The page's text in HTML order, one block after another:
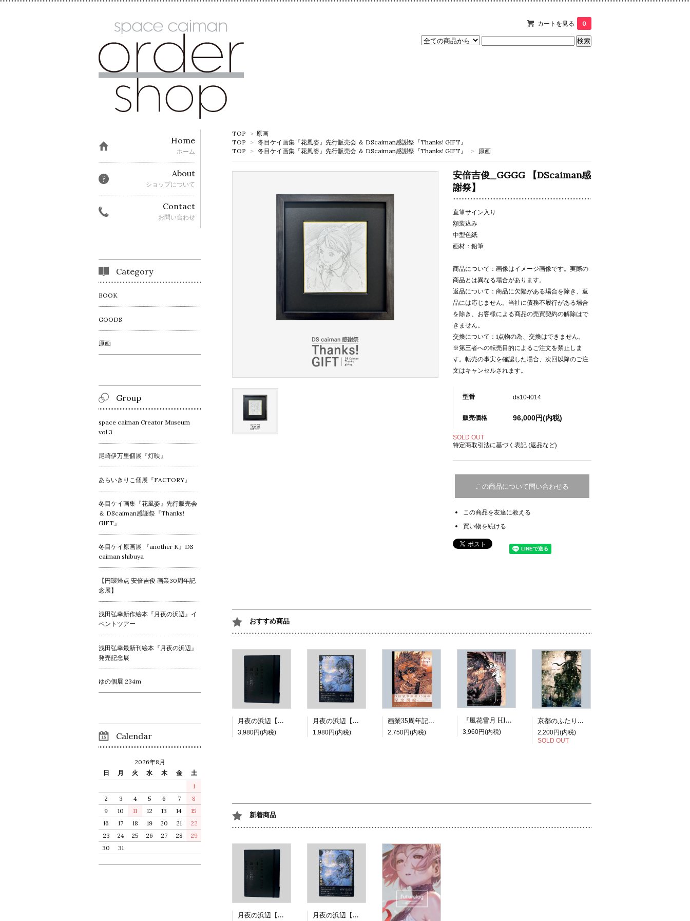
カートを見る 0
TOP > 原画
TOP
> 冬目ケイ画集『花風姿』先行販売会 ＆ DScaiman感謝祭『Thanks! GIFT』
TOP
> 冬目ケイ画集『花風姿』先行販売会 ＆ DScaiman感謝祭『Thanks! GIFT』 > 原画
安倍吉俊_GGGG 【DScaiman感
謝祭】
直筆サイン入り
額装込み
中型色紙
画材：鉛筆
商品について：画像はイメージ画像です。実際の
商品とは異なる場合があります。
返品について：商品に欠陥がある場合を除き、返
品には応じません。当社に債務不履行がある場合
を除き、お客様による商品の売買契約の解除はで
きません。
交換について：1点物の為、交換はできません。
※第三者への転売目的によるご注文を禁止しま
す。転売の事実を確認した場合、次回以降のご注
文はキャンセルされます。
型番 ds10-t014
販売価格 96,000円(内税)
SOLD OUT
特定商取引法に基づく表記 (返品など)
この商品について問い合わせる
この商品を友達に教える
買い物を続ける
おすすめ商品
月夜の浜辺【特装版】
3,980円(内税)
月夜の浜辺【通常版】
1,980円(内税)
画業35周年記念展図録『The Long Journey's Diary | A COMIC』
2,750円(内税)
『風花雪月 HIROYUKI ASADA TEZUKA ALBUM』
3,960円(内税)
京都のふたり展図録『虹niji』
2,200円(内税)
SOLD OUT
新着商品
月夜の浜辺【特装版】 月夜の浜辺【通常版】
Home
ホーム
About
ショップについて
Contact
お問い合わせ
Category
BOOK
GOODS
原画
Group
space caiman Creator Museum
vol.3
尾崎伊万里個展『灯映』
あらいきりこ個展『FACTORY』
冬目ケイ画集『花風姿』先行販売会
＆ DScaiman感謝祭『Thanks!
GIFT』
冬目ケイ原画展 『another K』DS
caiman shibuya
【円環帰点 安倍吉俊 画業30周年記
念展】
浅田弘幸新作絵本『月夜の浜辺』イ
ベントツアー
浅田弘幸最新刊絵本『月夜の浜辺』
発売記念展
ゆの個展 234m
Calendar
2026年8月
日
月 火 水 木 金
土
1
2
3 4 5 6 7
8
9
10 11 12 13 14
15
16
17 18 19 20 21
22
23
24 25 26 27 28
29
30
31